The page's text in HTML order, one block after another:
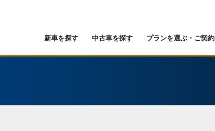
新車を探す 中古車を探す プランを選ぶ・ご契約